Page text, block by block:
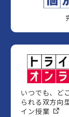
いつでも、ど
られる双方向
イン授業